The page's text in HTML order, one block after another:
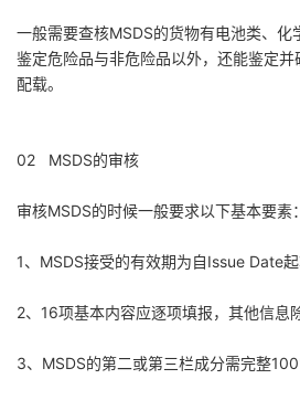
一般需要查核MSDS的货物有电池类、化
鉴定危险品与非危险品以外，还能鉴定
配载。
02 MSDS的审核
审核MSDS的时候一般要求以下基本要素：
1、MSDS接受的有效期为自Issue Date起
2、16项基本内容应逐项填报，其他信息
3、MSDS的第二或第三栏成分需完整